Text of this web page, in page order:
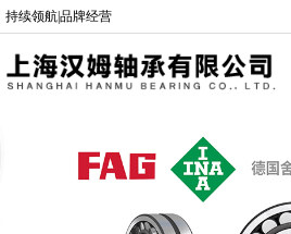
持续领航|品牌经营